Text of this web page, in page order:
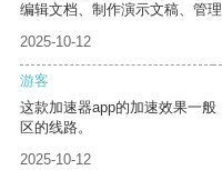
编辑文档、制作演示文稿、管理
2025-10-12
游客
这款加速器app的加速效果一
区的线路。
2025-10-12